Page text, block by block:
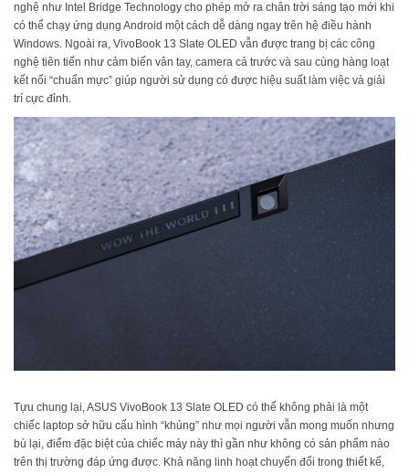
nghệ như Intel Bridge Technology cho phép mở ra chân trời sáng tạo mới khi
có thể chạy ứng dụng Android một cách dễ dàng ngay trên hệ điều hành
Windows. Ngoài ra, VivoBook 13 Slate OLED vẫn được trang bị các công
nghệ tiên tiến như cảm biến vân tay, camera cả trước và sau cùng hàng loạt
kết nối “chuẩn mực” giúp người sử dụng có được hiệu suất làm việc và giải
trí cực đỉnh.
Tựu chung lại, ASUS VivoBook 13 Slate OLED có thể không phải là một
chiếc laptop sở hữu cấu hình “khủng” như mọi người vẫn mong muốn nhưng
bù lại, điểm đặc biệt của chiếc máy này thì gần như không có sản phẩm nào
trên thị trường đáp ứng được. Khả năng linh hoạt chuyển đổi trong thiết kế,